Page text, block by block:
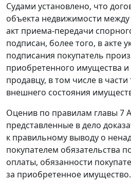
Судами установлено, что
объекта недвижимости
акт приема-передачи
подписан, более того, в акте
подписания покупатель
приобретенного имущества
продавцу, в том числе в части
внешнего состояния
Оценив по правилам главы 7
представленные в дело
к правильному выводу о
покупателем обязательства
оплаты, обязанности
за приобретенное имущество.